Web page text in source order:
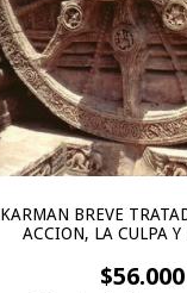
KARMAN BREVE
ACCION, LA CULPA Y
$56.000